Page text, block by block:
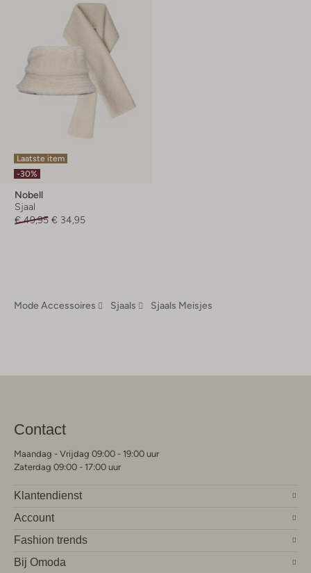
Laatste item
-30%
Nobell
Sjaal
€ 49,95 € 34,95
Mode Accessoires Sjaals Sjaals Meisjes
Contact
Maandag - Vrijdag 09:00 - 19:00 uur
Zaterdag 09:00 - 17:00 uur
Klantendienst
Account
Fashion trends
Bij Omoda